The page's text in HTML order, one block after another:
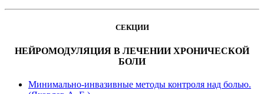
СЕКЦИИ
НЕЙРОМОДУЛЯЦИЯ В ЛЕЧЕНИИ ХРОНИЧЕСКОЙ
БОЛИ
Минимально-инвазивные методы контроля над болью.